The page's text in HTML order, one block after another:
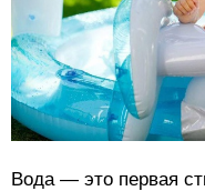
Вода — это первая